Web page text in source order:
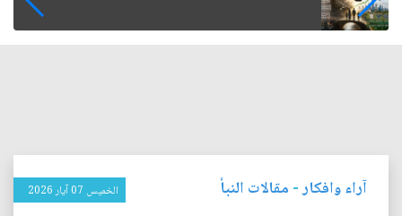
آراء وافكار- مقالات النبأ الخميس 07 آيار 2026